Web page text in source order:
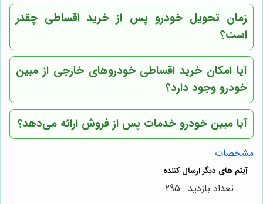
زمان تحویل خودرو پس از خرید اقساطی چقدر
است؟
آیا امکان خرید اقساطی خودروهای خارجی از مبین
خودرو وجود دارد؟
آیا مبین خودرو خدمات پس از فروش ارائه می‌دهد؟
مشخصات
تعداد بازدید : 295